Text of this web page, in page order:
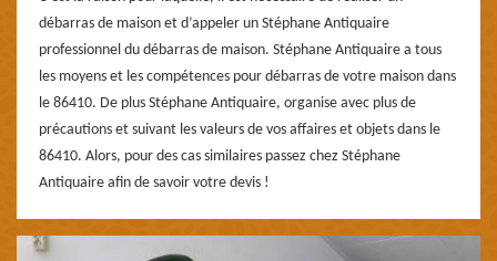
débarras de maison et d’appeler un Stéphane Antiquaire
professionnel du débarras de maison. Stéphane Antiquaire a tous
les moyens et les compétences pour débarras de votre maison dans
le 86410. De plus Stéphane Antiquaire, organise avec plus de
précautions et suivant les valeurs de vos affaires et objets dans le
86410. Alors, pour des cas similaires passez chez Stéphane
Antiquaire afin de savoir votre devis !